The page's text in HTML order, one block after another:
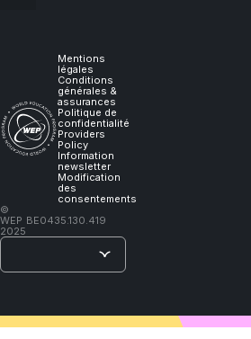
Mentions
légales
Conditions
générales &
assurances
Politique de
confidentialité
Providers
Policy
Information
newsletter
Modification
des
consentements
©
WEP
2025
BE0435.130.419
will
learn."
Lao